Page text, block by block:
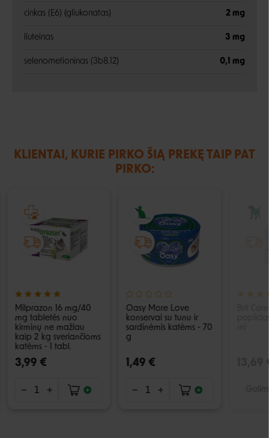
cinkas (E6) (gliukonatas) 2 mg
liuteinas 3 mg
selenometioninas (3b8.12) 0,1 mg
KLIENTAI, KURIE PIRKO ŠIĄ PREKĘ TAIP PAT
PIRKO:
Milprazon 16 mg/40
mg tabletės nuo
kirminų ne mažiau
kaip 2 kg sveriančioms
katėms - 1 tabl.
3,99 €
Oasy More Love
konservai su tunu ir
sardinėmis katėms - 70
g
1,49 € 13,69
Negalite prisijungti prie paskyros?